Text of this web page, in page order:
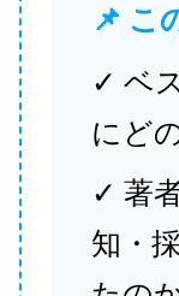
📌 こ
✓ ベ
にど
✓ 著
知・